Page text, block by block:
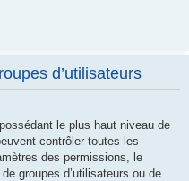
d’utilisateurs
le plus haut niveau de
contrôler toutes les
des permissions, le
groupes d’utilisateurs ou de